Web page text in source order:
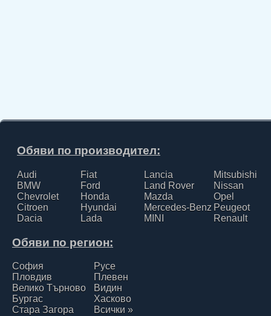
Обяви по производител:
Audi
BMW
Chevrolet
Citroen
Dacia
Fiat
Ford
Honda
Hyundai
Lada
Lancia
Land Rover
Mazda
Mercedes-Benz
MINI
Mitsubishi
Nissan
Opel
Peugeot
Renault
Обяви по регион:
София
Пловдив
Велико Търново
Бургас
Стара Загора
Русе
Плевен
Видин
Хасково
Всички »